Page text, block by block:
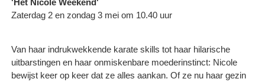
Zaterdag 2 en zondag 3 mei om 10.40 uur
Van haar indrukwekkende karate skills tot haar hilarische
uitbarstingen en haar onmiskenbare moederinstinct: Nicole
bewijst keer op keer dat ze alles aankan. Of ze nu haar gezin